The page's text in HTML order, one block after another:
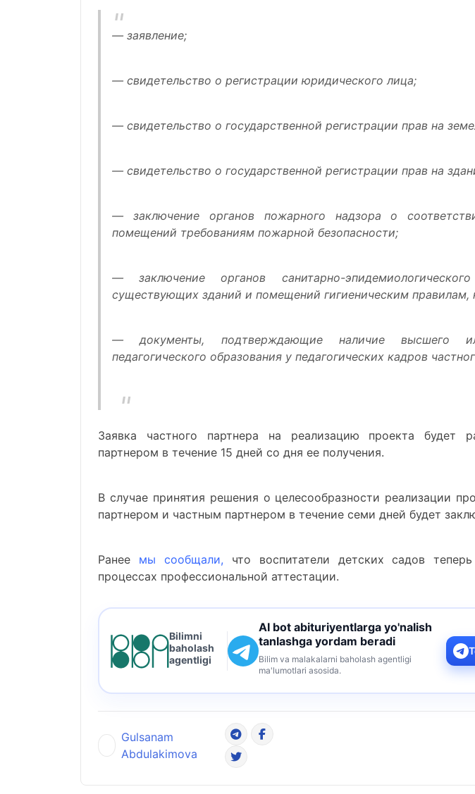
— заявление;
— свидетельство о регистрации юридического лица;
— свидетельство о государственной регистрации прав на
— свидетельство о государственной регистрации прав на
— заключение органов пожарного надзора о
помещений требованиям пожарной безопасности;
— заключение органов санитарно-
существующих зданий и помещений гигиеническим правилам,
— документы, подтверждающие наличие высшего
педагогического образования у педагогических кадров
Заявка частного партнера на реализацию проекта будет
партнером в течение 15 дней со дня ее получения.
В случае принятия решения о целесообразности реализации
партнером и частным партнером в течение семи дней будет
Ранее мы сообщали, что воспитатели детских садов
процессах профессиональной аттестации.
Bilimni
baholash
agentligi
AI bot abituriyentlarga yo'nalish
tanlashga yordam beradi
Bilim va malakalarni baholash agentligi
ma'lumotlari asosida.
Gulsanam
Abdulakimova